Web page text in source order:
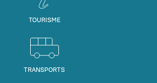
TOURISME
TRANSPORTS